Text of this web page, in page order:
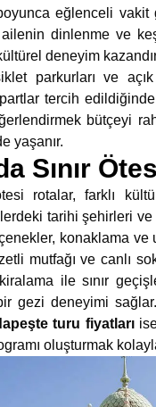
eğlenceli vakit
dinlenme ve
deneyim
parkurları ve
tercih
bütçeyi
yaşanır.
Sınır
rotalar, farklı
tarihi şehirleri
konaklama ve
mutfağı ve canlı
ile sınır
gezi deneyimi
turu fiyatlarıise
oluşturmak